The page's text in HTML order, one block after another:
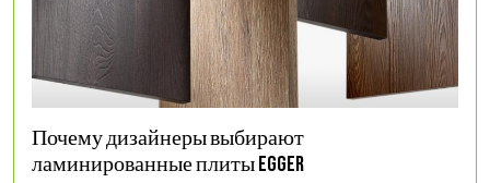
Почему дизайнеры выбирают
ламинированные плиты Egger